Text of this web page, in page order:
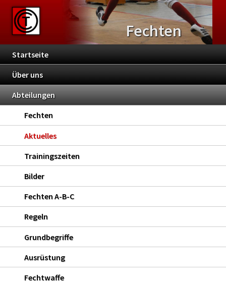
Fechten
Startseite
Über uns
Abteilungen
Fechten
Aktuelles
Trainingszeiten
Bilder
Fechten A-B-C
Regeln
Grundbegriffe
Ausrüstung
Fechtwaffe